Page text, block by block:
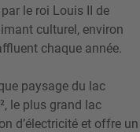
le roi Louis II de
culturel, environ
chaque année.
paysage du lac
le plus grand lac
d’électricité et offre un